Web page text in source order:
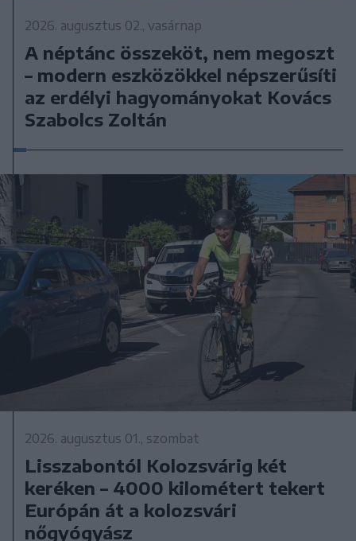
2026. augusztus 02., vasárnap
A néptánc összeköt, nem megoszt
– modern eszközökkel népszerűsíti
az erdélyi hagyományokat Kovács
Szabolcs Zoltán
2026. augusztus 01., szombat
Lisszabontól Kolozsvárig két
keréken – 4000 kilométert tekert
Európán át a kolozsvári
nőgyógyász